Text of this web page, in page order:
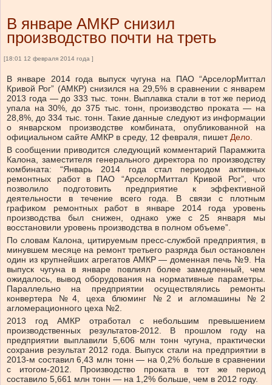
В январе АМКР снизил
производство почти на треть
[18:01 12 февраля 2014 года ]
В январе 2014 года выпуск чугуна на ПАО “АрселорМиттал
Кривой Рог” (АМКР) снизился на 29,5% в сравнении с январем
2013 года — до 333 тыс. тонн. Выплавка стали в тот же период
упала на 30%, до 375 тыс. тонн, производство проката — на
28,8%, до 334 тыс. тонн. Такие данные следуют из информации
о январском производстве комбината, опубликованной на
официальном сайте АМКР в среду, 12 февраля, пишетДело.
В сообщении приводится следующий комментарий Парамжита
Калона, заместителя генерального директора по производству
комбината: “Январь 2014 года стал периодом активных
ремонтных работ в ПАО “АрселорМиттал Кривой Рог”, что
позволило подготовить предприятие к эффективной
деятельности в течение всего года. В связи с плотным
графиком ремонтных работ в январе 2014 года уровень
производства был снижен, однако уже с 25 января мы
восстановили уровень производства в полном объеме”.
По словам Калона, цитируемым пресс-службой предприятия, в
минувшем месяце на ремонт третьего разряда был остановлен
один из крупнейших агрегатов АМКР — доменная печь №9. На
выпуск чугуна в январе повлиял более замедленный, чем
ожидалось, вывод оборудования на нормативные параметры.
Параллельно на предприятии осуществлялись ремонты
конвертера №4, цеха блюминг №2 и агломашины №2
агломерационного цеха №2.
2013 год АМКР отработал с небольшим превышением
производственных результатов-2012. В прошлом году на
предприятии выплавили 5,606 млн тонн чугуна, практически
сохранив результат 2012 года. Выпуск стали на предприятии в
2013-м составил 6,43 млн тонн — на 0,2% больше в сравнении
с итогом-2012. Производство проката в тот же период
составило 5,661 млн тонн — на 1,2% больше, чем в 2012 году.